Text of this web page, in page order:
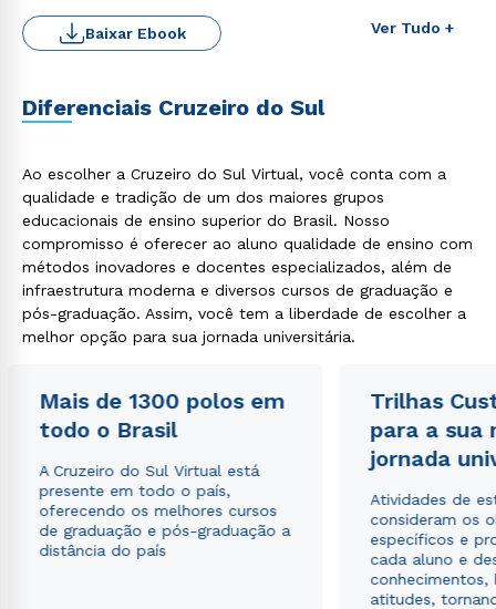
Ver Tudo +
Baixar Ebook
Diferenciais Cruzeiro do Sul
Ao escolher a Cruzeiro do Sul Virtual, você conta com a
qualidade e tradição de um dos maiores grupos
educacionais de ensino superior do Brasil. Nosso
compromisso é oferecer ao aluno qualidade de ensino com
métodos inovadores e docentes especializados, além de
infraestrutura moderna e diversos cursos de graduação e
pós-graduação. Assim, você tem a liberdade de escolher a
melhor opção para sua jornada universitária.
Mais de 1300 polos em
todo o Brasil
A Cruzeiro do Sul Virtual está
presente em todo o país,
oferecendo os melhores cursos
de graduação e pós-graduação a
distância do país
Trilhas
para a sua
jornada
Atividades de
consideram os
específicos e
cada aluno e
conhecimentos,
atitudes,
Rápido e fácil
WhatsApp
ou
Estou de acordo com aPolítica de Privacidade.e
autorizo que meus dados sejam utilizados para o
envio de conteúdos da Cruzeiro do Sul.